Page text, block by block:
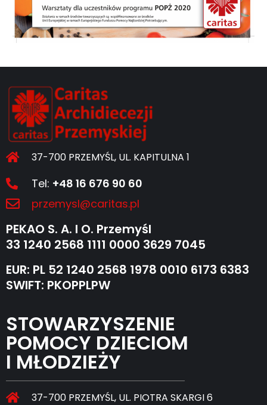
37-700 PRZEMYŚL, UL. KAPITULNA 1
Tel: +48 16 676 90 60
przemysl@caritas.pl
PEKAO S. A. I O. Przemyśl
33 1240 2568 1111 0000 3629 7045
EUR: PL 52 1240 2568 1978 0010 6173 6383
SWIFT: PKOPPLPW
STOWARZYSZENIE
POMOCY DZIECIOM
I MŁODZIEŻY
37-700 PRZEMYŚL, UL. PIOTRA SKARGI 6